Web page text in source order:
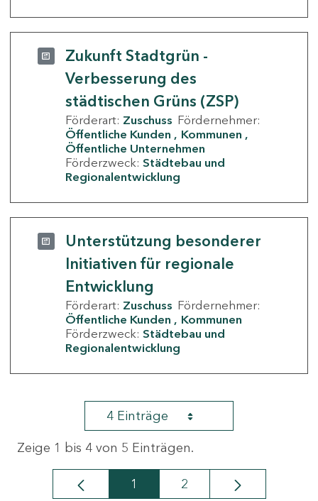
Zukunft Stadtgrün -
Verbesserung des
städtischen Grüns (ZSP)
Förderart: Zuschuss Fördernehmer:
Öffentliche Kunden
Kommunen
Öffentliche Unternehmen
Förderzweck: Städtebau und
Regionalentwicklung
Unterstützung besonderer
Initiativen für regionale
Entwicklung
Förderart: Zuschuss Fördernehmer:
Öffentliche Kunden
Kommunen
Förderzweck: Städtebau und
Regionalentwicklung
4 Einträge
Zeige 1 bis 4 von 5 Einträgen.
Seite
1 Seite
2